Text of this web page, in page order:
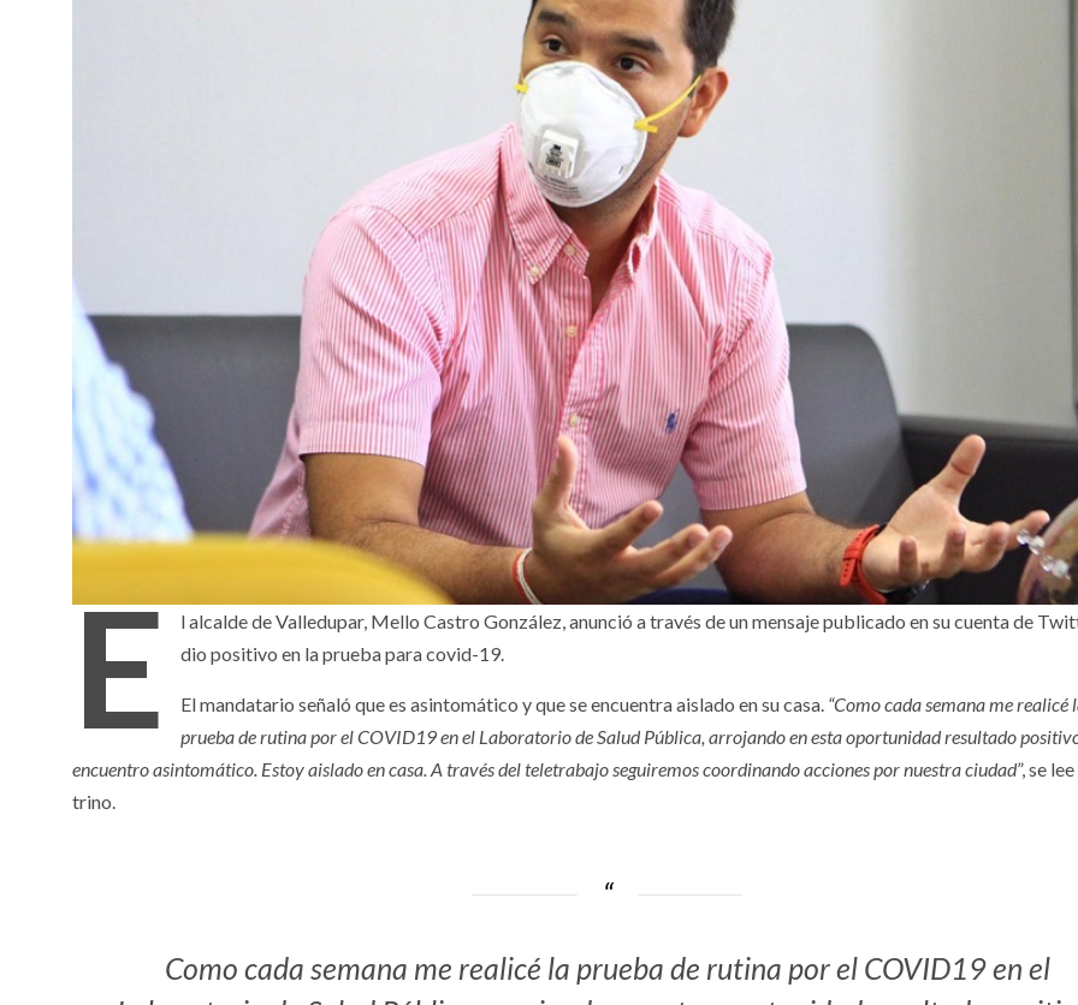
E
l alcalde de Valledupar, Mello Castro González, anunció a través de un mensaje publicado en su cuenta de
dio positivo en la prueba para covid-19.
El mandatario señaló que es asintomático y que se encuentra aislado en su casa. “Como cada semana me realicé
prueba de rutina por el COVID19 en el Laboratorio de Salud Pública, arrojando en esta oportunidad resultado
encuentro asintomático. Estoy aislado en casa. A través del teletrabajo seguiremos coordinando acciones por nuestra ciudad”, se
trino.
Como cada semana me realicé la prueba de rutina por el COVID19 en el